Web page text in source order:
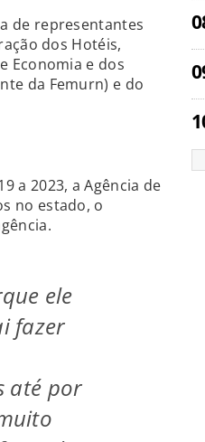
de representantes
dos Hotéis,
Economia e dos
da Femurn) e do
a 2023, a Agência de
no estado, o
ele
fazer
até por